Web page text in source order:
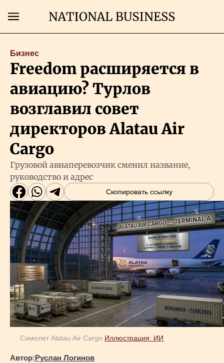
Главная
Бизнес
Рынки
Технологии
Власть
Геополитика
Исследования
Люди
Бизнес
Freedom расширяется в
авиацию? Турлов
возглавил совет
директоров Alatau Air
Cargo
Грузовой авиаперевозчик сменил название,
руководство и адрес
Скопировать ссылку
Самолет Alatau Air Cargo Иллюстрация: ИИ
Автор:Руслан Логинов